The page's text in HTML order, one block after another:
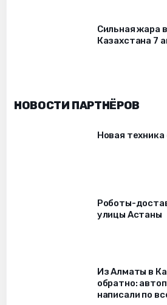
Сильная жара
Казахстана 7
НОВОСТИ ПАРТНЁРОВ
Новая
Роботы-
улицы Астаны
Из Алматы в
обратно:
написали по